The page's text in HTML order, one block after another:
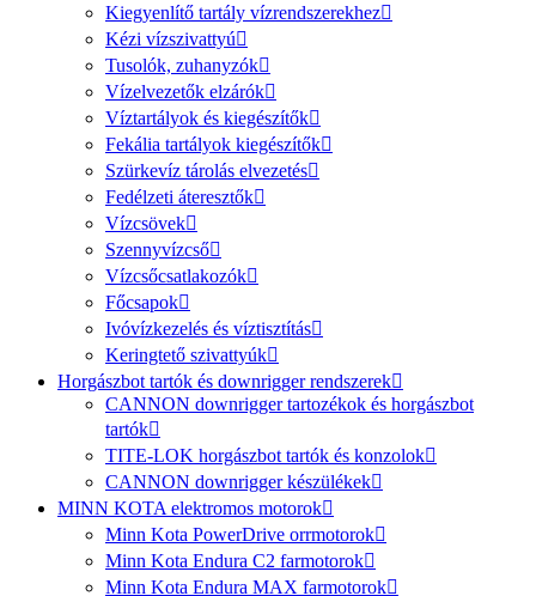
Kiegyenlítő tartály vízrendszerekhez
Kézi vízszivattyú
Tusolók, zuhanyzók
Vízelvezetők elzárók
Víztartályok és kiegészítők
Fekália tartályok kiegészítők
Szürkevíz tárolás elvezetés
Fedélzeti áteresztők
Vízcsövek
Szennyvízcső
Vízcsőcsatlakozók
Főcsapok
Ivóvízkezelés és víztisztítás
Keringtető szivattyúk
Horgászbot tartók és downrigger rendszerek
CANNON downrigger tartozékok és horgászbot
tartók
TITE-LOK horgászbot tartók és konzolok
CANNON downrigger készülékek
MINN KOTA elektromos motorok
Minn Kota PowerDrive orrmotorok
Minn Kota Endura C2 farmotorok
Minn Kota Endura MAX farmotorok